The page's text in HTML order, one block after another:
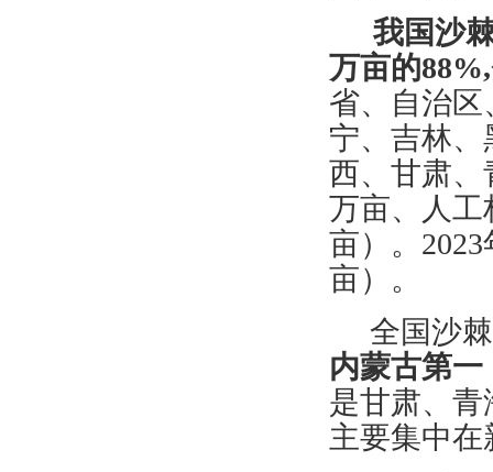
我国沙
万亩的88%,
省、自治
宁、吉林
西、甘肃、
万亩、
人工
亩）。
亩）。
全国沙
内蒙古第一
是甘肃、青
主要集中